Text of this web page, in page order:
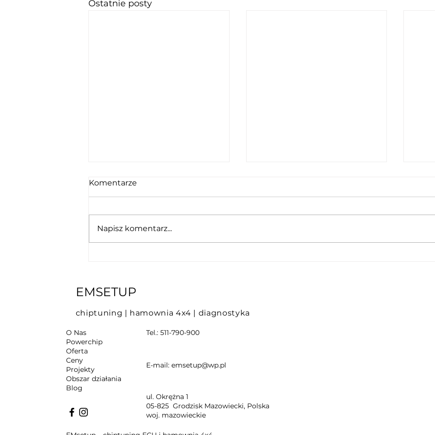
Ostatnie posty
Komentarze
Napisz komentarz...
EMSETUP
chiptuning | hamownia 4x4 | diagnostyka
O Nas
Powerchip
Oferta
Ceny
Projekty
Obszar działania
Blog
Tel.: 511-790-900
E-mail: emsetup@wp.pl
ul. Okrężna 1
05-825 Grodzisk Mazowiecki, Polska
woj. mazowieckie